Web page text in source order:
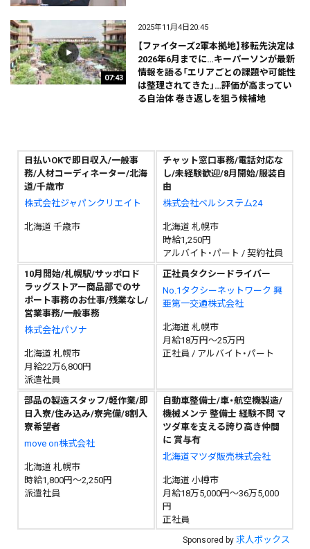
07:43
2025年11月4日20:45
【ファイターズ2軍本拠地】移転先決定は
2026年6月までに…キーパーソンが最新
情報を語る「エリアごとの課題や可能性
は整理されてきた」…評価が高まってい
る自治体 巻き返しを狙う候補地
日払いOKで即日収入/一般事
務/人材コーディネーター/北海
道/千歳市
株式会社ジャパンクリエイト
北海道 千歳市
チャット窓口事務/電話対応な
し/未経験歓迎/8月開始/服装自
由
株式会社ベルシステム24
北海道 札幌市
時給1,250円
アルバイト・パート / 契約社員
10月開始/札幌駅/サッポロド
ラッグストアー商品部でのサ
ポート事務のお仕事/残業なし/
営業事務/一般事務
株式会社パソナ
北海道 札幌市
月給22万6,800円
派遣社員
正社員タクシードライバー
No.1タクシーネットワーク 興
亜第一交通株式会社
北海道 札幌市
月給18万円～25万円
正社員 / アルバイト・パート
部品の製造スタッフ/軽作業/即
日入寮/住み込み/寮完備/8割入
寮希望者
move on株式会社
北海道 札幌市
時給1,800円～2,250円
派遣社員
自動車整備士/車・航空機製造/
機械メンテ 整備士 経験不問 マ
ツダ車を支える誇り高き仲間
に 賞与有
北海道マツダ販売株式会社
北海道 小樽市
月給18万5,000円～36万5,000
円
正社員
Sponsored by 求人ボックス